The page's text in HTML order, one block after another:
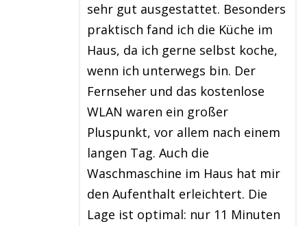
sehr gut ausgestattet. Besonders
praktisch fand ich die Küche im
Haus, da ich gerne selbst koche,
wenn ich unterwegs bin. Der
Fernseher und das kostenlose
WLAN waren ein großer
Pluspunkt, vor allem nach einem
langen Tag. Auch die
Waschmaschine im Haus hat mir
den Aufenthalt erleichtert. Die
Lage ist optimal: nur 11 Minuten